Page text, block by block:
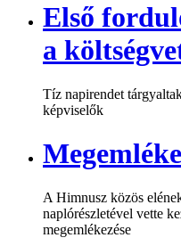
Első
a
Tíz napirendet
képviselők
A Himnusz közös
naplórészletével vette
megemlékezése